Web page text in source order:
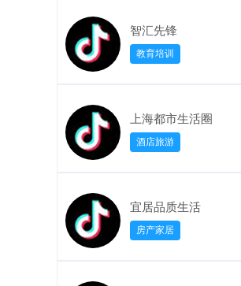
智汇先锋
教育培训
上海都市生活圈
酒店旅游
宜居品质生活
房产家居